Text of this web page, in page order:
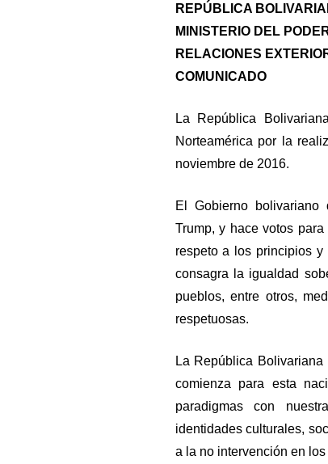
REPÚBLICA
MINISTERIO DEL
RELACIONES
COMUNICADO
La República
Norteamérica por la
noviembre de 2016.
El Gobierno
Trump, y hace votos
respeto a los principios
consagra la igualdad
pueblos, entre otros,
respetuosas.
La República
comienza para esta
paradigmas con
identidades culturales,
a la no intervención en